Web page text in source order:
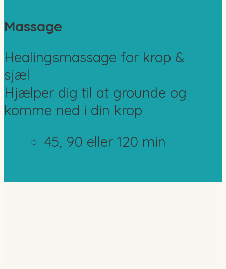
Massage
Healingsmassage for krop &
sjæl
Hjælper dig til at grounde og
komme ned i din krop
45, 90 eller 120 min